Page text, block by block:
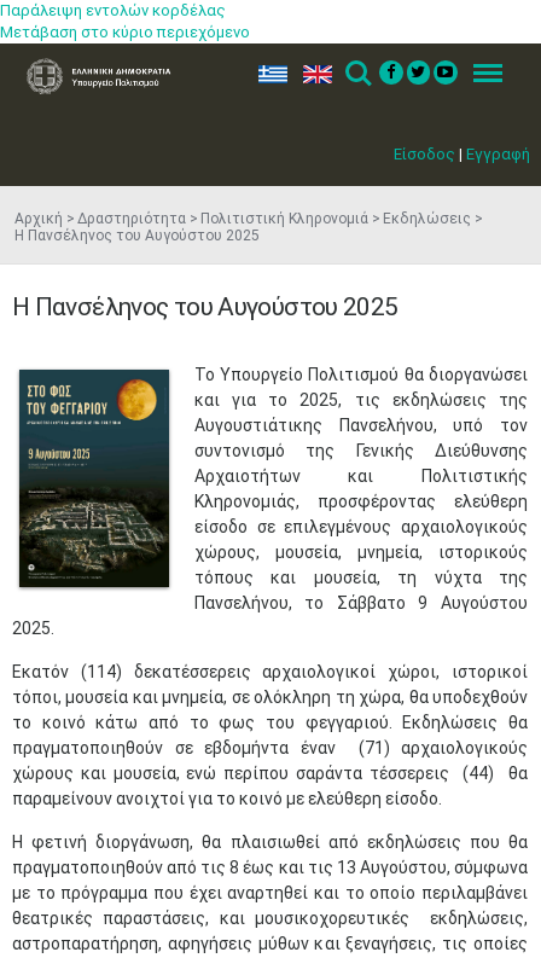
Παράλειψη εντολών κορδέλας
Μετάβαση στο κύριο περιεχόμενο
Είσοδος | Εγγραφή
ελ en Search Menu
Αρχική Δραστηριότητα Πολιτιστική Κληρονομιά
Εκδηλώσεις
Η Πανσέληνος του Αυγούστου 2025
Η Πανσέληνος του Αυγούστου 2025
Το Υπουργείο Πολιτισμού θα διοργανώσει
και για το 2025, τις εκδηλώσεις της
Αυγουστιάτικης Πανσελήνου, υπό τον
συντονισμό της
Γενικής Διεύθυνσης
Αρχαιοτήτων και Πολιτιστικής
Κληρονομιάς, προσφέροντας ελεύθερη
είσοδο σε επιλεγμένους αρχαιολογικούς
χώρους, μουσεία, μνημεία, ιστορικούς
τόπους και μουσεία, τη νύχτα της
Πανσελήνου, το Σάββατο 9 Αυγούστου
2025.
Εκατόν (114) δεκατέσσερεις αρχαιολογικοί χώροι, ιστορικοί
τόποι, μουσεία και μνημεία, σε ολόκληρη τη χώρα, θα υποδεχθούν
το κοινό κάτω από το φως του φεγγαριού. Εκδηλώσεις θα
πραγματοποιηθούν σε εβδομήντα έναν (71) αρχαιολογικούς
χώρους και μουσεία, ενώ περίπου σαράντα τέσσερεις (44) θα
παραμείνουν ανοιχτοί για το κοινό με ελεύθερη είσοδο.
Η φετινή διοργάνωση, θα πλαισιωθεί από εκδηλώσεις που θα
πραγματοποιηθούν από τις 8 έως και τις 13 Αυγούστου, σύμφωνα
με το πρόγραμμα που έχει αναρτηθεί και το οποίο περιλαμβάνει
θεατρικές παραστάσεις, και μουσικοχορευτικές εκδηλώσεις,
αστροπαρατήρηση, αφηγήσεις μύθων και ξεναγήσεις, τις οποίες